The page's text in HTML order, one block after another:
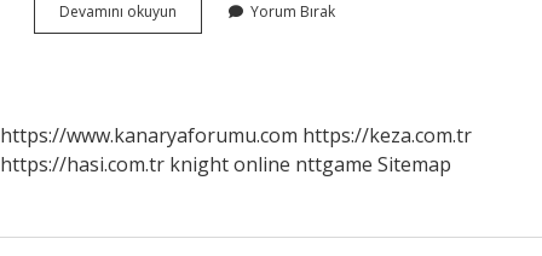
Devamını okuyun
Çeşit
Yorum Bırak
https://www.kanaryaforumu.com https://keza.com.tr
https://hasi.com.tr knight online nttgame Sitemap